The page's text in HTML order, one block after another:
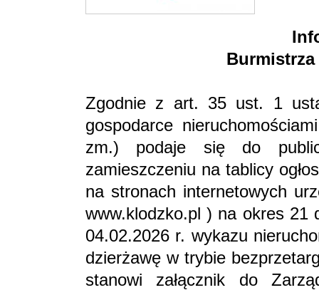
Burmistrza
Zgodnie z art. 35 ust. 1
gospodarce
zm.) podaje się do
zamieszczeniu na tablicy
na stronach internetowych
www.klodzko.pl ) na okres 21
04.02.2026 r. wykazu
dzierżawę w trybie
stanowi załącznik do